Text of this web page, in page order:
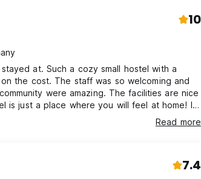
10
at. Such a cozy small hostel with a
the cost. The staff was so welcoming and
were amazing. The facilities are nice
is just a place where you will feel at home! I
Read more
7.4